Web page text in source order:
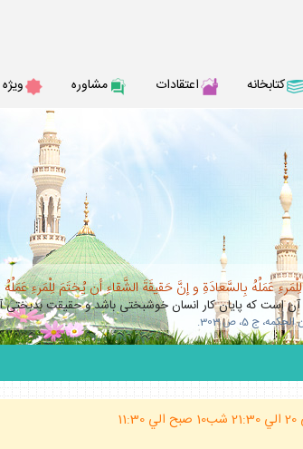
كتابخانه اعتقادات مشاوره
عَمَلُهُ بِالسَّعادَةِ و إنَّ حَقيقَةَ الشَّقاءِ أن يُختَمَ لِلْمَرءِ عَمَلُهُ
است كه پايان كار انسان خوشبختى باشد و حقيقت بدبختى
(ساعت پاسخگوي احكام شرعي 20 الي 21:30 شب10 صبح الي 11:30